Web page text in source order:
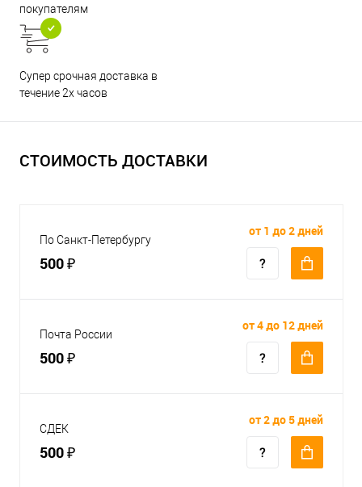
покупателям
Супер срочная доставка в
течение 2х часов
СТОИМОСТЬ ДОСТАВКИ
По Санкт-Петербургу
500 ₽
от 1 до 2 дней
Почта России
500 ₽
от 4 до 12 дней
СДЕК
500 ₽
от 2 до 5 дней